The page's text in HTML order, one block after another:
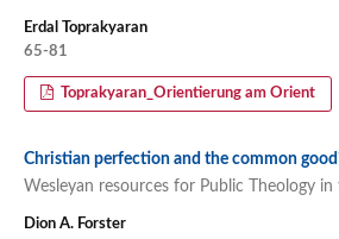
Erdal Toprakyaran
65-81
Toprakyaran_Orientierung am Orient
Christian perfection and the common
Wesleyan resources for Public Theology
Dion A. Forster